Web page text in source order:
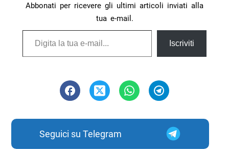
Abbonati per ricevere gli ultimi articoli inviati alla
tua e-mail.
Digita la tua e-mail...
Iscriviti
Seguici su Telegram